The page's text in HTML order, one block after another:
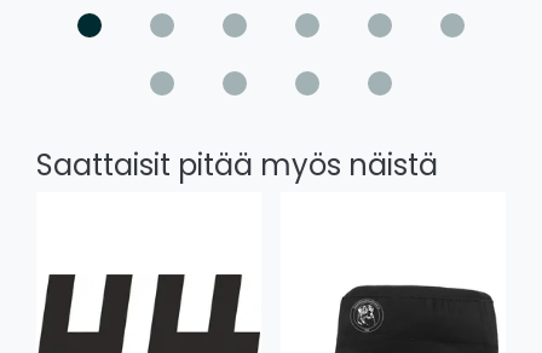
Saattaisit pitää myös näistä